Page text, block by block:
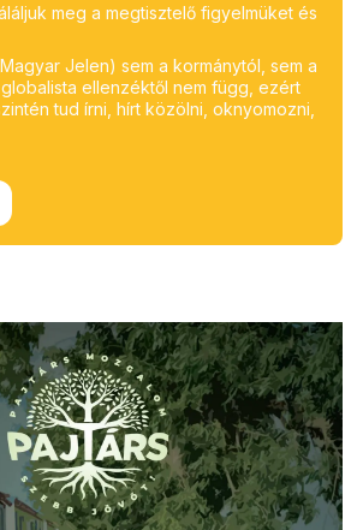
meg a megtisztelő figyelmüket és
Jelen) sem a kormánytól, sem a
ellenzéktől nem függ, ezért
tud írni, hírt közölni, oknyomozni,